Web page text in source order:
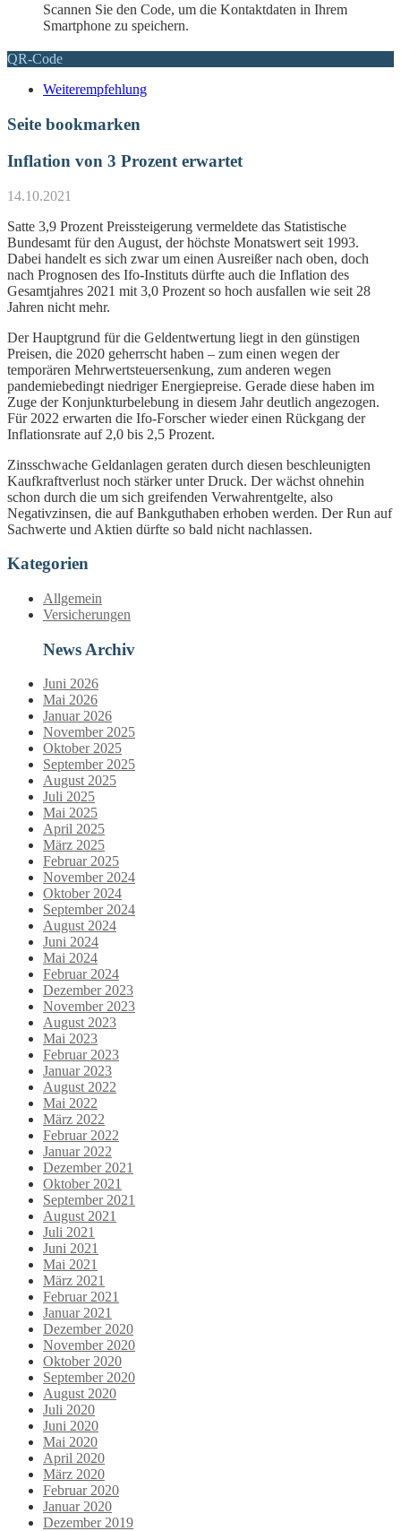
Scannen Sie den Code, um die Kontaktdaten in Ihrem
Smartphone zu speichern.
QR-Code
Weiterempfehlung
Seite bookmarken
Inflation von 3 Prozent erwartet
14.10.2021
Satte 3,9 Prozent Preissteigerung vermeldete das Statistische
Bundesamt für den August, der höchste Monatswert seit 1993.
Dabei handelt es sich zwar um einen Ausreißer nach oben, doch
nach Prognosen des Ifo-Instituts dürfte auch die Inflation des
Gesamtjahres 2021 mit 3,0 Prozent so hoch ausfallen wie seit 28
Jahren nicht mehr.
Der Hauptgrund für die Geldentwertung liegt in den günstigen
Preisen, die 2020 geherrscht haben – zum einen wegen der
temporären Mehrwertsteuersenkung, zum anderen wegen
pandemiebedingt niedriger Energiepreise. Gerade diese haben im
Zuge der Konjunkturbelebung in diesem Jahr deutlich angezogen.
Für 2022 erwarten die Ifo-Forscher wieder einen Rückgang der
Inflationsrate auf 2,0 bis 2,5 Prozent.
Zinsschwache Geldanlagen geraten durch diesen beschleunigten
Kaufkraftverlust noch stärker unter Druck. Der wächst ohnehin
schon durch die um sich greifenden Verwahrentgelte, also
Negativzinsen, die auf Bankguthaben erhoben werden. Der Run auf
Sachwerte und Aktien dürfte so bald nicht nachlassen.
Kategorien
Allgemein
Versicherungen
News Archiv
Juni 2026
Mai 2026
Januar 2026
November 2025
Oktober 2025
September 2025
August 2025
Juli 2025
Mai 2025
April 2025
März 2025
Februar 2025
November 2024
Oktober 2024
September 2024
August 2024
Juni 2024
Mai 2024
Februar 2024
Dezember 2023
November 2023
August 2023
Mai 2023
Februar 2023
Januar 2023
August 2022
Mai 2022
März 2022
Februar 2022
Januar 2022
Dezember 2021
Oktober 2021
September 2021
August 2021
Juli 2021
Juni 2021
Mai 2021
März 2021
Februar 2021
Januar 2021
Dezember 2020
November 2020
Oktober 2020
September 2020
August 2020
Juli 2020
Juni 2020
Mai 2020
April 2020
März 2020
Februar 2020
Januar 2020
Dezember 2019